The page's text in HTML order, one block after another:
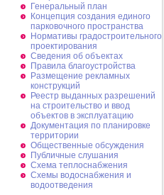
Генеральный план
Концепция создания единого
парковочного пространства
Нормативы градостроительного
проектирования
Сведения об объектах
Правила благоустройства
Размещение рекламных
конструкций
Реестр выданных разрешений
на строительство и ввод
объектов в эксплуатацию
Документация по планировке
территории
Общественные обсуждения
Публичные слушания
Схема теплоснабжения
Схемы водоснабжения и
водоотведения